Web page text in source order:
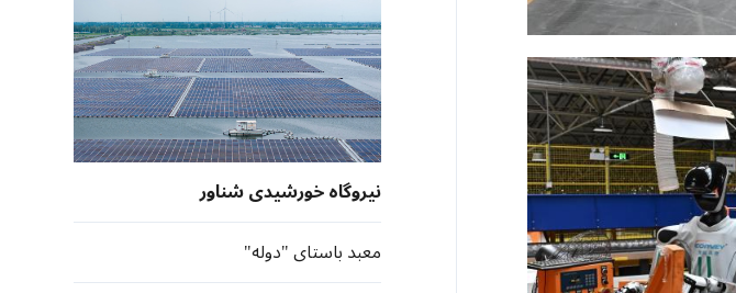
نیروگاه خورشیدی شناور
معبد باستای "دوله"